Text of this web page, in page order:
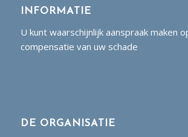
INFORMATIE
U kunt waarschijnlijk aanspraak maken
compensatie van uw schade
DE ORGANISATIE